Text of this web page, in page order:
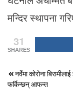
मन्दिर स्थापना
31
SHARES
Post
navigation
नर्वेमा कोरोना
फर्किन्छन् आफन्त